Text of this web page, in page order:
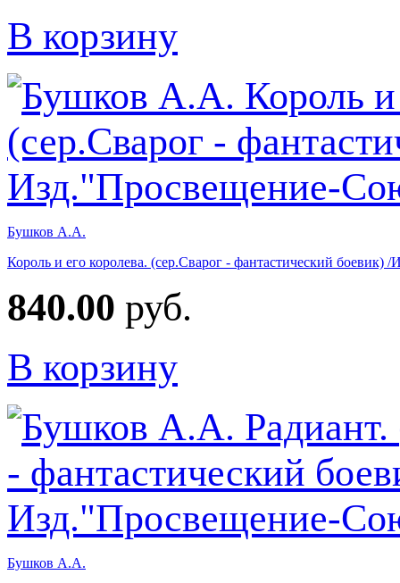
В корзину
Бушков А.А.
Король и его королева. (сер.Сварог - фантастический
840.00 руб.
В корзину
Бушков А.А.